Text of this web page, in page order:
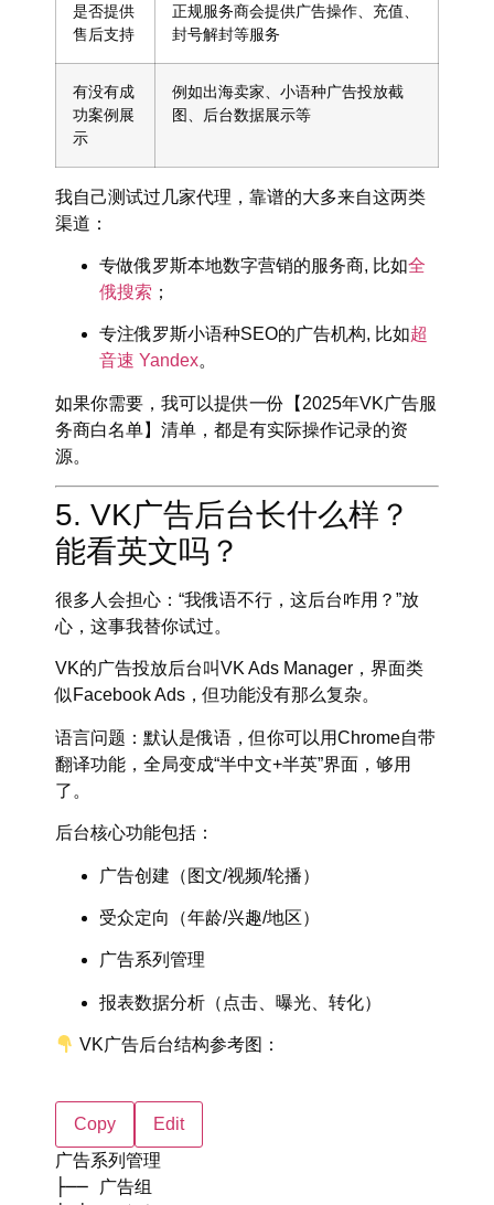
是否提供
售后支持
正规服务商会提供广告操作、充值、
封号解封等服务
有没有成
功案例展
示
例如出海卖家、小语种广告投放截
图、后台数据展示等
我自己测试过几家代理， 靠谱的大多来自这两类
渠道 ：
专做俄罗斯本地数字营销的服务商, 比如全
俄搜索 ；
专注俄罗斯小语种SEO的广告机构, 比如超
音速 Yandex。
如果你需要，我可以提供一份【2025年VK广告服
务商白名单】清单，都是有实际操作记录的资
源。
5. VK广告后台长什么样？
能看英文吗？
很多人会担心：“我俄语不行，这后台咋用？”放
心，这事我替你试过。
VK的广告投放后台叫VK Ads Manager ，界面类
似Facebook Ads，但功能没有那么复杂。
语言问题 ：默认是俄语，但你可以用Chrome自带
翻译功能，全局变成“半中文+半英”界面，够用
了。
后台核心功能包括：
广告创建（图文/视频/轮播）
受众定向（年龄/兴趣/地区）
广告系列管理
报表数据分析（点击、曝光、转化）
VK广告后台结构参考图：
Copy Edit
广告系列管理
├── 广告组